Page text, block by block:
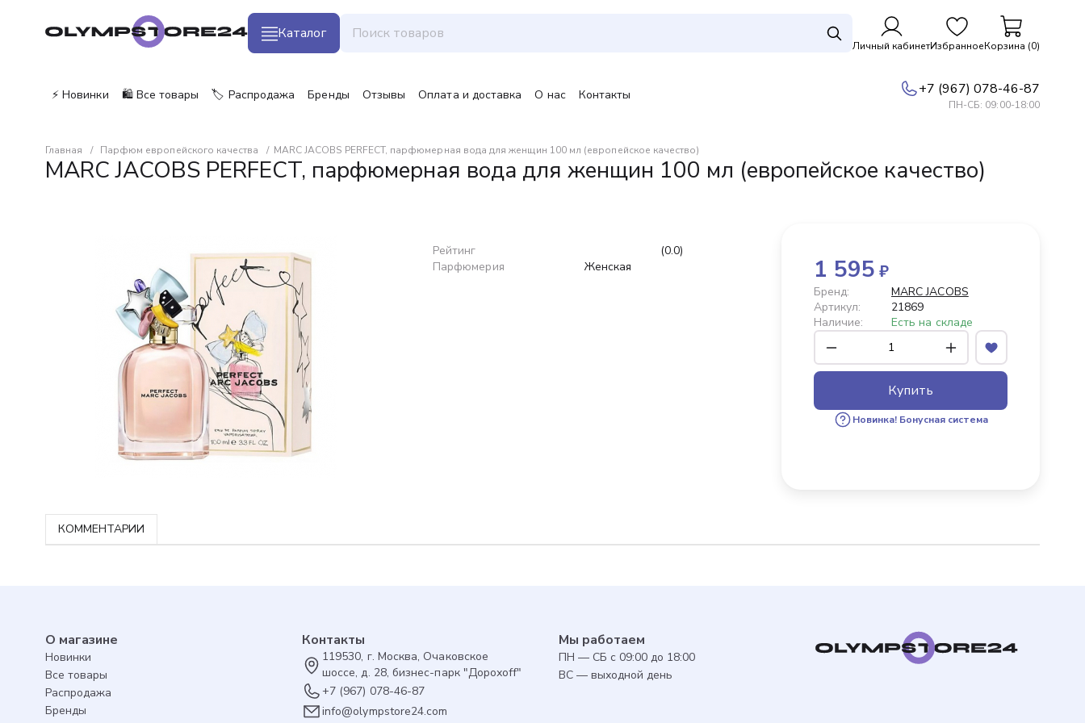
Каталог
Личный кабинетИзбранноеКорзина (0)
⚡ Новинки 🛍️ Все товары 🏷️ Распродажа Бренды Отзывы Оплата и доставка О нас Контакты +7 (967) 078-46-87
ПН-СБ: 09:00-18:00
Главная Парфюм европейского качества MARC JACOBS PERFECT, парфюмерная вода для женщин 100 мл (европейское качество)
MARC JACOBS PERFECT, парфюмерная вода для женщин 100 мл (европейское качество)
Рейтинг
(0.0)
Парфюмерия
Женская 1 595 ₽
Бренд:
MARC JACOBS
Артикул:
21869
Наличие:
Есть на складе
Купить
Для авторизованных пользователей
предоставляется 1 бонус за 100 руб. от
Новинка! Бонусная система
КОММЕНТАРИИ
О магазине
Новинки
Все товары
Распродажа
Бренды
Контакты
119530, г. Москва, Очаковское
шоссе, д. 28, бизнес-парк "Дорохоff"
+7 (967) 078-46-87
info@olympstore24.com
Мы работаем
ПН — СБ с 09:00 до 18:00
ВС — выходной день